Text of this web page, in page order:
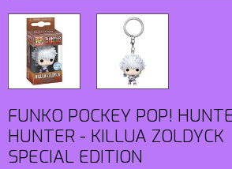
FUNKO POCKEY POP!
HUNTER - KILLUA ZOLDYCK
SPECIAL EDITION